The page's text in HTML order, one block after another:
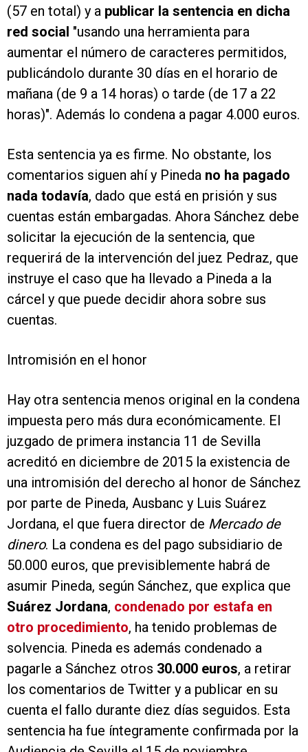
(57 en total) y a publicar la sentencia en dicha
red social "usando una herramienta para
aumentar el número de caracteres permitidos,
publicándolo durante 30 días en el horario de
mañana (de 9 a 14 horas) o tarde (de 17 a 22
horas)". Además lo condena a pagar 4.000 euros.
Esta sentencia ya es firme. No obstante, los
comentarios siguen ahí y Pineda no ha pagado
nada todavía, dado que está en prisión y sus
cuentas están embargadas. Ahora Sánchez debe
solicitar la ejecución de la sentencia, que
requerirá de la intervención del juez Pedraz, que
instruye el caso que ha llevado a Pineda a la
cárcel y que puede decidir ahora sobre sus
cuentas.
Intromisión en el honor
Hay otra sentencia menos original en la condena
impuesta pero más dura económicamente. El
juzgado de primera instancia 11 de Sevilla
acreditó en diciembre de 2015 la existencia de
una intromisión del derecho al honor de Sánchez
por parte de Pineda, Ausbanc y Luis Suárez
Jordana, el que fuera director de Mercado de
dinero. La condena es del pago subsidiario de
50.000 euros, que previsiblemente habrá de
asumir Pineda, según Sánchez, que explica que
Suárez Jordana, condenado por estafa en
otro procedimiento, ha tenido problemas de
solvencia. Pineda es además condenado a
pagarle a Sánchez otros 30.000 euros, a retirar
los comentarios de Twitter y a publicar en su
cuenta el fallo durante diez días seguidos. Esta
sentencia ha fue íntegramente confirmada por la